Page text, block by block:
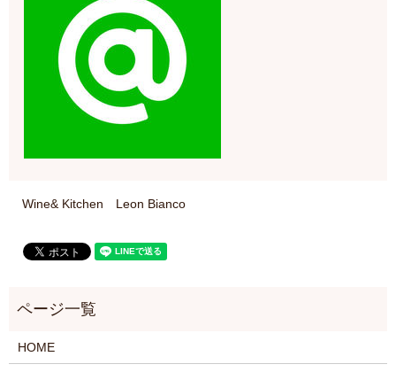
Wine& Kitchen Leon Bianco
HOME